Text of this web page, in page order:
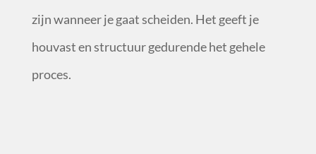
zijn wanneer je gaat scheiden. Het geeft je
houvast en structuur gedurende het gehele
proces.